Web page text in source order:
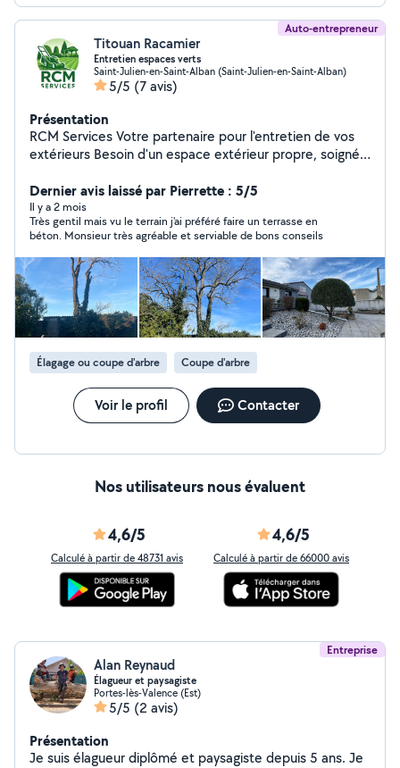
Auto-entrepreneur
Titouan Racamier
Entretien espaces verts
Saint-Julien-en-Saint-Alban (Saint-Julien-en-Saint-Alban)
5/5 (7 avis)
Présentation
RCM Services Votre partenaire pour l'entretien de vos
extérieurs Besoin d'un espace extérieur propre, soigné
réactif, rigoureux et équipé pour tous vos travaux
d'entretien. Tonte de pelouse Taille de haies et
arbustes Débroussaillage (terrains, chemins, talus, etc.)
Nettoyage haute pression (terrasses, murets, allées...)
Élagage (petits et moyens arbres) Interventions rapides
et soignées Devis gratuit et sans engagement Faites
confiance à RCM Services pour un résultat propre, net
et professionnel. Micro entreprise, déclarée.
Dernier avis laissé par Pierrette : 5/5
Il y a 2 mois
Très gentil mais vu le terrain j'ai préféré faire un terrasse en
béton. Monsieur très agréable et serviable de bons conseils
Élagage ou coupe d'arbre Coupe d'arbre
Voir le profil Contacter
Nos utilisateurs nous évaluent
4,6/5
Calculé à partir de 48731 avis
4,6/5
Calculé à partir de 66000 avis
Entreprise
Alan Reynaud
Élagueur et paysagiste
Portes-lès-Valence (Est)
5/5 (2 avis)
Présentation
Je suis élagueur diplômé et paysagiste depuis 5 ans. Je